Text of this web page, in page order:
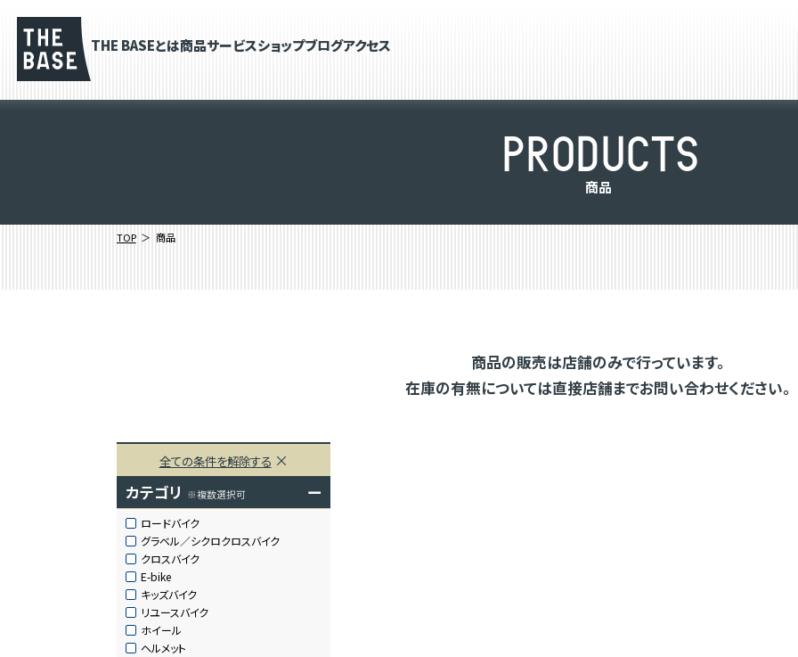
THE BASEとは商品サービスショップブログアクセス
PRODUCTS
商品
TOP 商品
商品の販売は店舗のみで行っています。
在庫の有無については直接店舗までお問い合わせください。
全ての条件を解除する
カテゴリ ※複数選択可 ー
ロードバイク
グラベル／シクロクロスバイク
クロスバイク
E-bike
キッズバイク
リユースバイク
ホイール
ヘルメット